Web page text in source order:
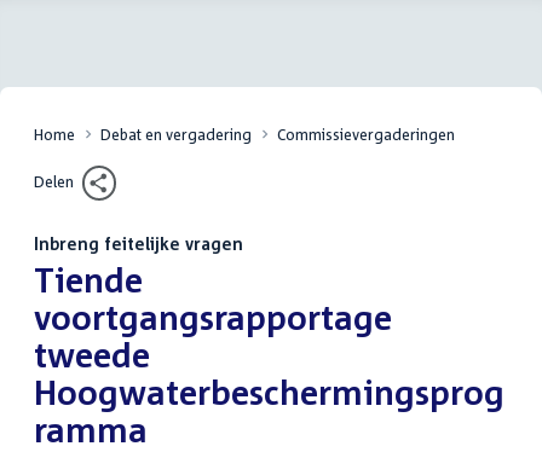
Home Debat en vergadering Commissievergaderingen
Delen
Inbreng feitelijke vragen
:Tiende
voortgangsrapportage
tweede
Hoogwaterbeschermingsprog
ramma